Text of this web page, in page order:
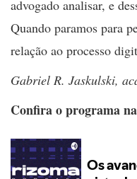
advogado analisar, e
Quando paramos para
relação ao processo
Gabriel R. Jaskulski,
Confira o programa